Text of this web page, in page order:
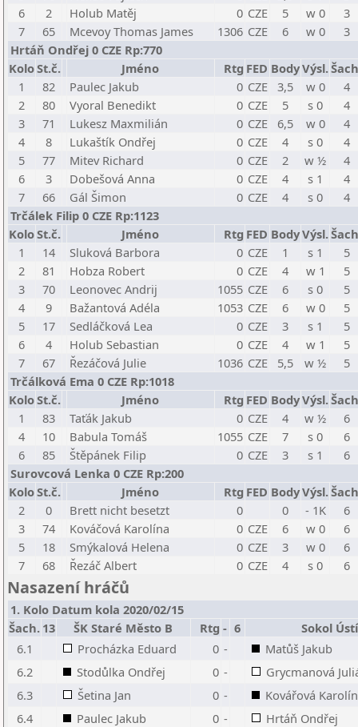
6
2 Holub Matěj 0 CZE 5 w 0
3
7
65 Mcevoy Thomas James 1306 CZE 6 w 0
3
Hrtáň Ondřej 0 CZE Rp:770
KoloSt.č. Jméno Rtg FED BodyVýsl.
1
82 Paulec Jakub 0 CZE 3,5 w 0
4
2
80 Vyoral Benedikt 0 CZE 5 s 0
4
3
71 Lukesz Maxmilián 0 CZE 6,5 w 0
4
4
8 Lukaštík Ondřej 0 CZE 4 s 0
4
5
77 Mitev Richard 0 CZE 2 w ½
4
6
3 Dobešová Anna 0 CZE 4 s 1
4
7
66 Gál Šimon 0 CZE 4 s 0
4
Trčálek Filip 0 CZE Rp:1123
KoloSt.č. Jméno Rtg FED BodyVýsl.
1
14 Sluková Barbora 0 CZE 1 s 1
5
2
81 Hobza Robert 0 CZE 4 w 1
5
3
70 Leonovec Andrij 1055 CZE 6 s 0
5
4
9 Bažantová Adéla 1053 CZE 6 w 0
5
5
17 Sedláčková Lea 0 CZE 3 s 1
5
6
4 Holub Sebastian 0 CZE 4 w 1
5
7
67 Řezáčová Julie 1036 CZE 5,5 w ½
5
Trčálková Ema 0 CZE Rp:1018
KoloSt.č. Jméno Rtg FED BodyVýsl.
1
83 Taťák Jakub 0 CZE 4 w ½
6
4
10 Babula Tomáš 1055 CZE 7 s 0
6
6
85 Štěpánek Filip 0 CZE 3 s 1
6
Surovcová Lenka 0 CZE Rp:200
KoloSt.č. Jméno Rtg FED BodyVýsl.
2
0 Brett nicht besetzt 0 0 - 1K
6
3
74 Kováčová Karolína 0 CZE 6 w 0
6
5
18 Smýkalová Helena 0 CZE 3 w 0
6
7
68 Řezáč Albert 0 CZE 4 s 0 6
Nasazení hráčů
1. Kolo Datum kola 2020/02/15
Šach. 13 ŠK Staré Město B Rtg - 6
Sokol Ústí
6.1
Procházka Eduard 0 -
Matůš Jakub
6.2
Stodůlka Ondřej 0 -
Grycmanová
6.3
Šetina Jan 0 -
Kovářová
6.4
Paulec Jakub 0 -
Hrtáň Ondřej